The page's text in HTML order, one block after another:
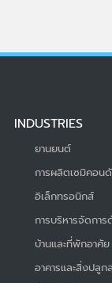
INDUSTRIES
ยานยนต์
การผลิตเซมิคอน
อิเล็กทรอนิกส์
การบริหารจัดกา
บ้านและที่พักอาศัย
อาคารและสิ่งปลูก